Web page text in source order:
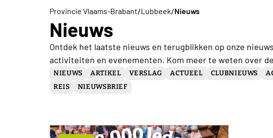
Provincie Vlaams-Brabant/Lubbeek/Nieuws
Nieuws
Ontdek het laatste nieuws en terugblikken op onze
activiteiten en evenementen. Kom meer te weten over
NIEUWS ARTIKEL VERSLAG ACTUEEL CLUBNIEUWS
REIS
NIEUWSBRIEF